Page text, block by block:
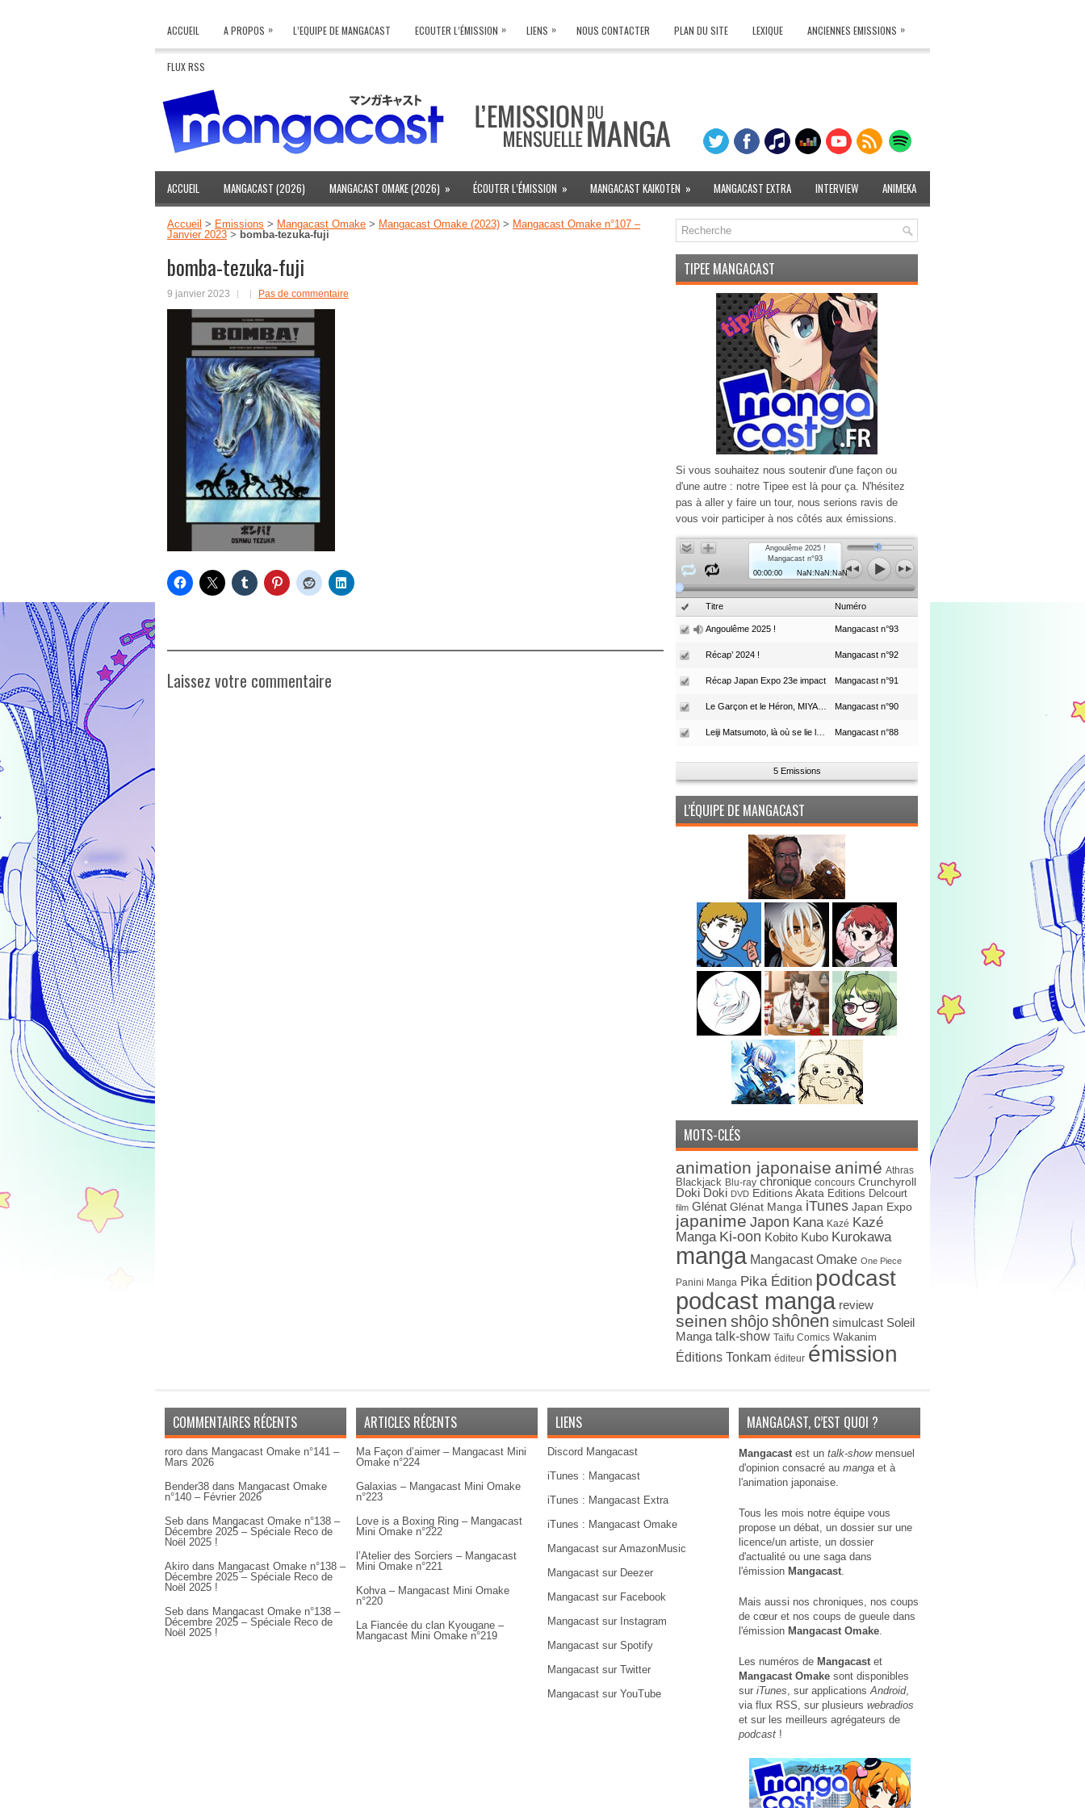
ACCUEIL A PROPOS » L’EQUIPE DE MANGACAST ECOUTER L’ÉMISSION » LIENS » NOUS CONTACTER PLAN DU SITE LEXIQUE ANCIENNES EMISSIONS »
FLUX RSS
ACCUEIL MANGACAST (2026) MANGACAST OMAKE (2026) » ÉCOUTER L’ÉMISSION » MANGACAST KAIKOTEN » MANGACAST EXTRA INTERVIEW ANIMEKA
Accueil > Emissions > Mangacast Omake > Mangacast Omake (2023) > Mangacast Omake n°107 –
Janvier 2023 > bomba-tezuka-fuji
bomba-tezuka-fuji
9 janvier 2023 Pas de commentaire
Laissez votre commentaire
TIPEE MANGACAST
Si vous souhaitez nous soutenir d'une façon ou
d'une autre : notre Tipee est là pour ça. N'hésitez
pas à aller y faire un tour, nous serions ravis de
vous voir participer à nos côtés aux émissions.
Angoulême 2025 !
Mangacast n°93
00:00:00
NaN:NaN:NaN
Titre Numéro
Angoulême 2025 ! Mangacast n°93
Récap’ 2024 ! Mangacast n°92
Récap Japan Expo 23e impact Mangacast n°91
Mangacast n°90
Mangacast n°88
5 Emissions
L’ÉQUIPE DE MANGACAST
MOTS-CLÉS
animation japonaise animé Athras
Blackjack Blu-ray chronique concours Crunchyroll
Doki Doki DVD Editions Akata Editions Delcourt
film Glénat Glénat Manga iTunes Japan Expo
japanime Japon Kana Kazé Kazé
Manga Ki-oon Kobito Kubo Kurokawa
manga Mangacast Omake One Piece
Panini Manga Pika Édition podcast
podcast manga review
seinen shôjoshônen simulcast Soleil
Manga talk-show Taïfu Comics Wakanim
Éditions Tonkam éditeur émission
COMMENTAIRES RÉCENTS
roro dans Mangacast Omake n°141 –
Mars 2026
Bender38 dans Mangacast Omake
n°140 – Février 2026
Seb dans Mangacast Omake n°138 –
Décembre 2025 – Spéciale Reco de
Noël 2025 !
Akiro dans Mangacast Omake n°138 –
Décembre 2025 – Spéciale Reco de
Noël 2025 !
Seb dans Mangacast Omake n°138 –
Décembre 2025 – Spéciale Reco de
Noël 2025 !
ARTICLES RÉCENTS
Ma Façon d’aimer – Mangacast Mini
Omake n°224
Galaxias – Mangacast Mini Omake
n°223
Love is a Boxing Ring – Mangacast
Mini Omake n°222
l’Atelier des Sorciers – Mangacast
Mini Omake n°221
Kohva – Mangacast Mini Omake
n°220
La Fiancée du clan Kyougane –
Mangacast Mini Omake n°219
LIENS
Discord Mangacast
iTunes : Mangacast
iTunes : Mangacast Extra
iTunes : Mangacast Omake
Mangacast sur AmazonMusic
Mangacast sur Deezer
Mangacast sur Facebook
Mangacast sur Instagram
Mangacast sur Spotify
Mangacast sur Twitter
Mangacast sur YouTube
MANGACAST, C’EST QUOI ?
Mangacastest un talk-showmensuel
d'opinion consacré au manga et à
l'animation japonaise.
Tous les mois notre équipe vous
propose un débat, un dossier sur une
licence/un artiste, un dossier
d'actualité ou une saga dans
l'émission Mangacast.
Mais aussi nos chroniques, nos coups
de cœur et nos coups de gueule dans
l'émission Mangacast Omake.
Les numéros de Mangacastet
Mangacast Omake sont disponibles
sur iTunes, sur applicationsAndroid,
via flux RSS, sur plusieurs webradios
et sur les meilleurs agrégateurs de
podcast !